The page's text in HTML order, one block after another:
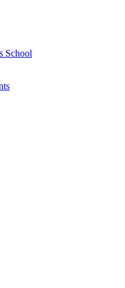
School